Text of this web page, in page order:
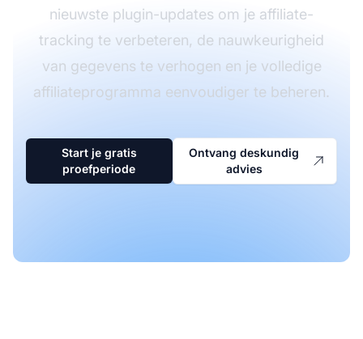
nieuwste plugin-updates om je affiliate-
tracking te verbeteren, de nauwkeurigheid
van gegevens te verhogen en je volledige
affiliateprogramma eenvoudiger te beheren.
Start je gratis
proefperiode
Ontvang deskundig
advies